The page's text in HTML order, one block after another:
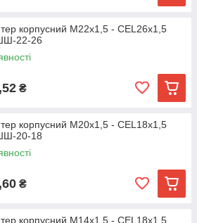
корпусний М22х1,5 - CEL26х1,5
22-26
₴
корпусний М20х1,5 - CEL18х1,5
20-18
₴
корпусний М14х1,5 - CEL18х1,5